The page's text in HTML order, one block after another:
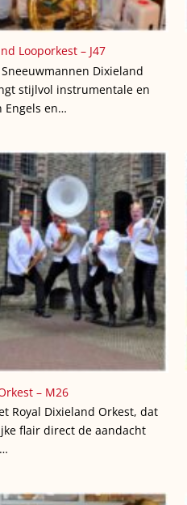
Looporkest – J47
Dixieland
stijlvol instrumentale en
Engels en…
– M26
Royal Dixieland Orkest, dat
flair direct de aandacht